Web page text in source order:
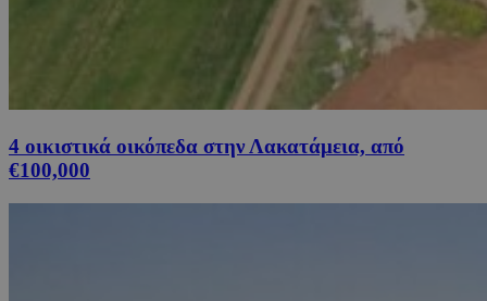
4 οικιστικά οικόπεδα στην Λακατάμεια, από
€100,000